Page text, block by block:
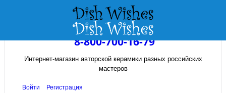
8-800-700-16-79
Интернет-магазин авторской керамики разных российских
мастеров
Войти
Регистрация